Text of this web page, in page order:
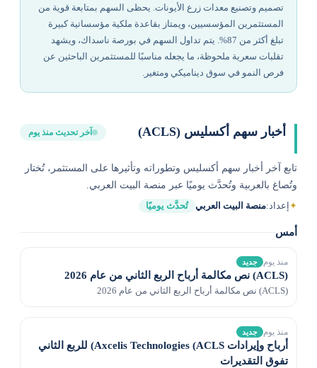
تصميم وتصنيع معدات زرع الأيونات. يحظى السهم بمتابعة قوية من
المستثمرين المؤسسيين، ويمتاز بقاعدة ملكية مؤسساتية كبيرة
تبلغ أكثر من 87%. يتم تداول السهم في بورصة ناسداك، ويشهد
تقلبات سعرية ملحوظة، ما يجعله مناسبًا للمستثمرين الباحثين عن
فرص النمو في سوق ديناميكي ومتغير.
أخبار سهم أكسليس (ACLS) آخر تحديث منذ يوم
تابع آخر أخبار سهم أكسليس وتطوراته وتأثيرها على المستثمر، تُختار
وتُصاغ بالعربية وتُحدَّث يوميًا عبر منصة البيت العربي.
✦إعداد:منصة البيت العربي تُحدَّث يوميًا
أمس
منذ يوم جديد
(ACLS) نص مكالمة أرباح الربع الثاني من عام 2026
منذ يوم جديد
أرباح وإيرادات Axcelis Technologies (ACLS) للربع الثاني
تفوق التقديرات